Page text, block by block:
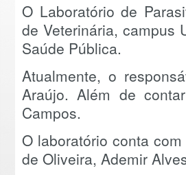
O Laboratório de
de Veterinária, campus
Saúde Pública.
Atualmente, o
Araújo. Além de
Campos.
O laboratório conta
de Oliveira, Ademir